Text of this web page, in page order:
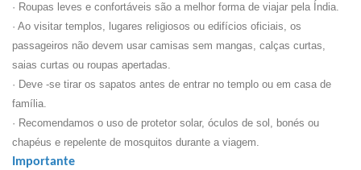
· Roupas leves e confortáveis são a melhor forma de viajar pela Índia.
· Ao visitar templos, lugares religiosos ou edifícios oficiais, os
passageiros não devem usar camisas sem mangas, calças curtas,
saias curtas ou roupas apertadas.
· Deve -se tirar os sapatos antes de entrar no templo ou em casa de
família.
· Recomendamos o uso de protetor solar, óculos de sol, bonés ou
chapéus e repelente de mosquitos durante a viagem.
Importante